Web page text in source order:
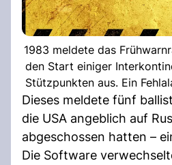
1983 meldete das
den Start einiger
Stützpunkten aus. Ein
Dieses meldete fünf
die USA angeblich auf
abgeschossen hatten –
Die Software